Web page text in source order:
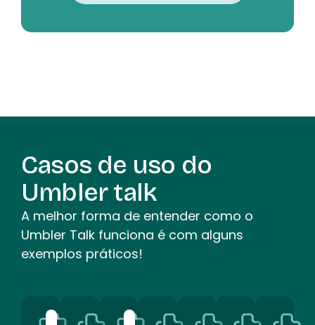
Casos de uso do
Umbler talk
A melhor forma de entender como o
Umbler Talk funciona é com alguns
exemplos práticos!